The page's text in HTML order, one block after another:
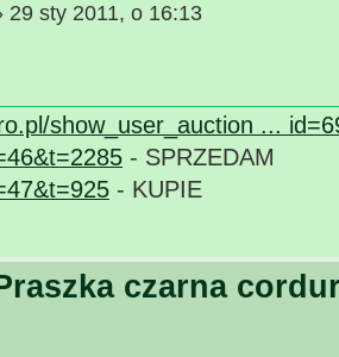
29 sty 2011, o 16:13
show_user_auction ...
- SPRZEDAM
- KUPIE
czarna